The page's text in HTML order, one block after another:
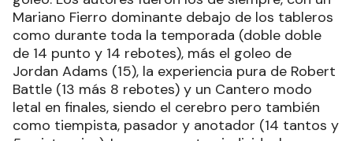
Mariano Fierro dominante debajo de los tableros
como durante toda la temporada (doble doble
de 14 punto y 14 rebotes), más el goleo de
Jordan Adams (15), la experiencia pura de Robert
Battle (13 más 8 rebotes) y un Cantero modo
letal en finales, siendo el cerebro pero también
como tiempista, pasador y anotador (14 tantos y